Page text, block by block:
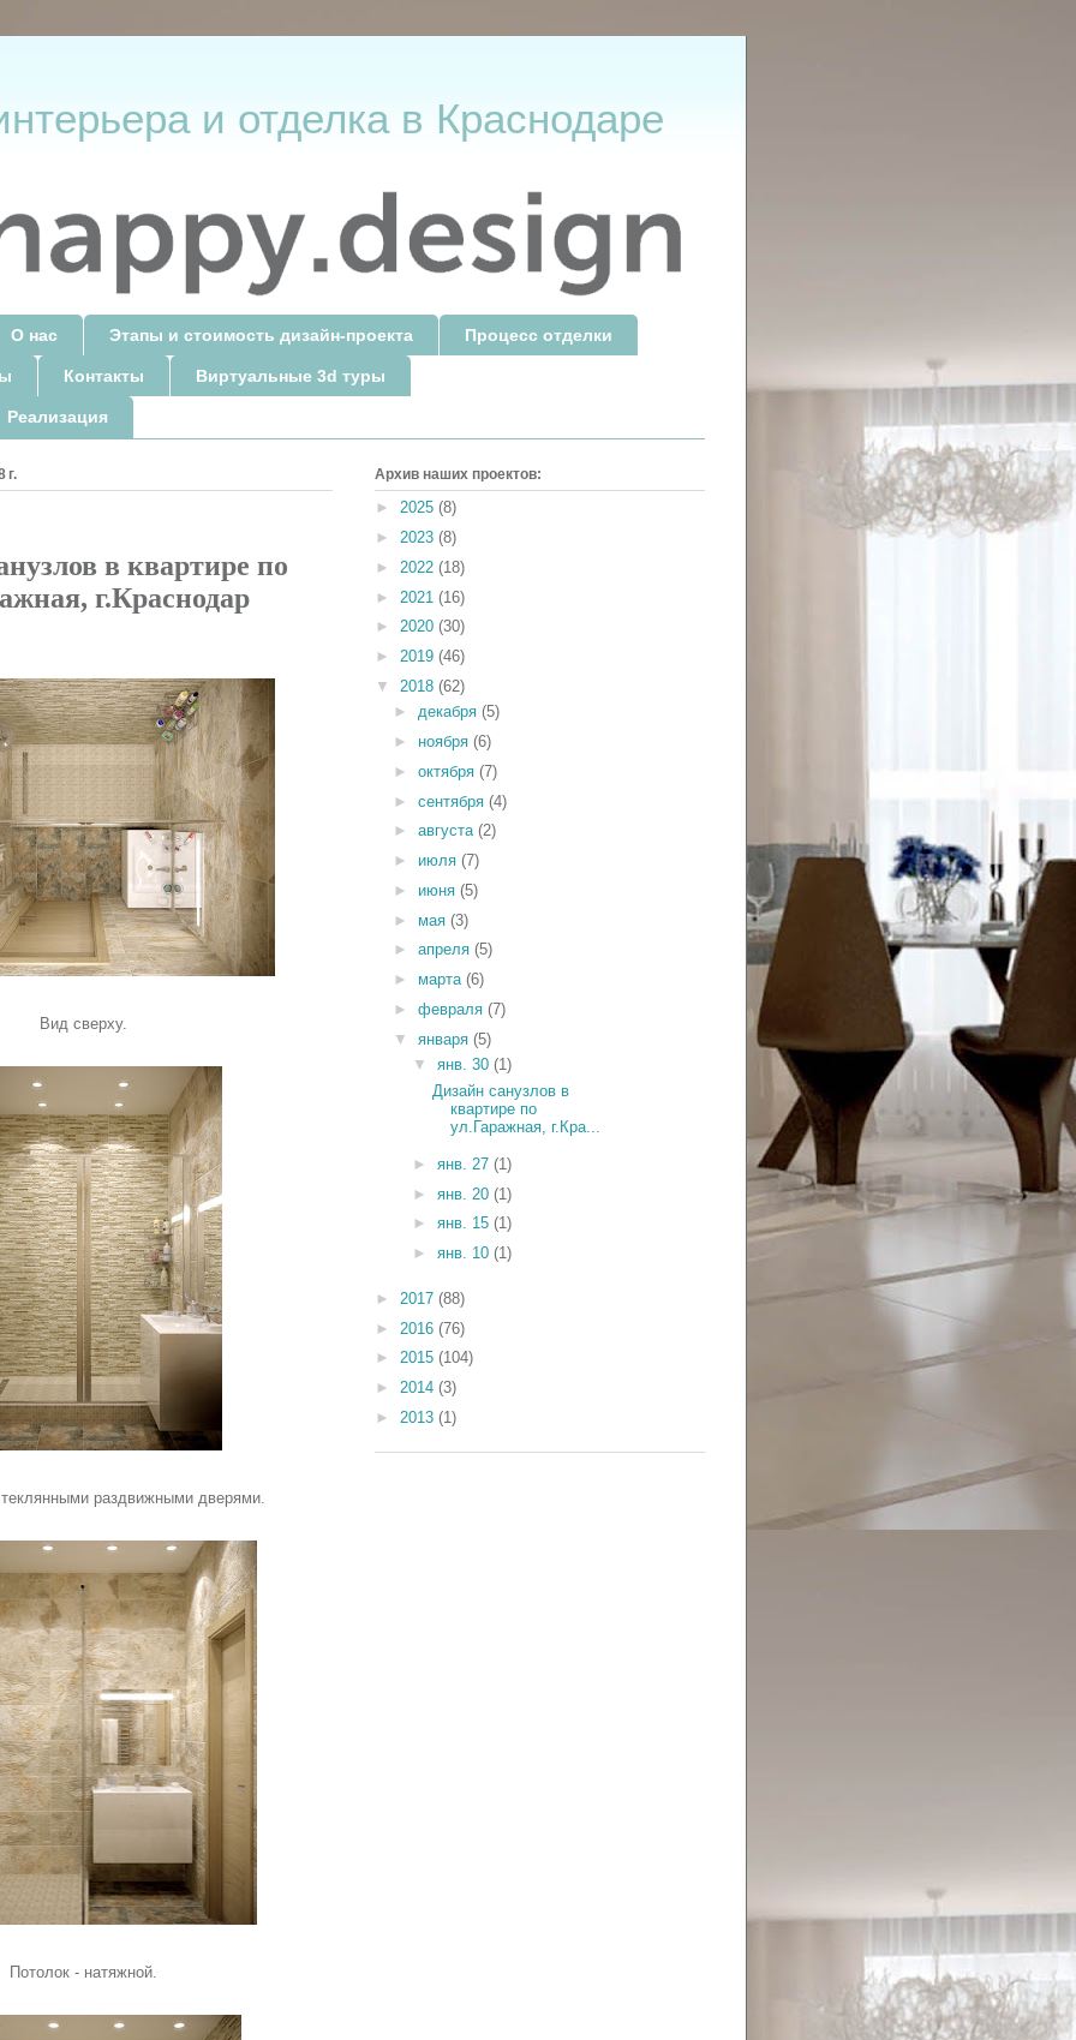
и отделка в Краснодаре
О нас Этапы и стоимость дизайн-проекта Процесс отделки
Контакты Виртуальные 3d туры
г.
в квартире по
, г.Краснодар
Вид сверху.
раздвижными дверями.
Потолок - натяжной.
Архив наших проектов:
► 2025 (8)
► 2023 (8)
► 2022 (18)
► 2021 (16)
► 2020 (30)
► 2019 (46)
▼ 2018 (62)
►декабря(5)
► ноября(6)
►октября(7)
►сентября(4)
►августа(2)
► июля(7)
► июня(5)
► мая(3)
►апреля(5)
► марта(6)
►февраля(7)
▼января(5)
▼ янв. 30 (1)
Дизайн санузлов в
квартире по
ул.Гаражная, г.Кра...
► янв. 27 (1)
► янв. 20 (1)
► янв. 15 (1)
► янв. 10 (1)
► 2017 (88)
► 2016 (76)
► 2015 (104)
► 2014 (3)
► 2013 (1)